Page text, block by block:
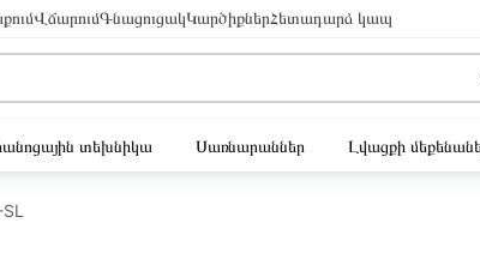
ՎճարումԳնացուցակԿարծիքներՀետադարձ կապ
տեխնիկա Սառնարաններ Լվացքի